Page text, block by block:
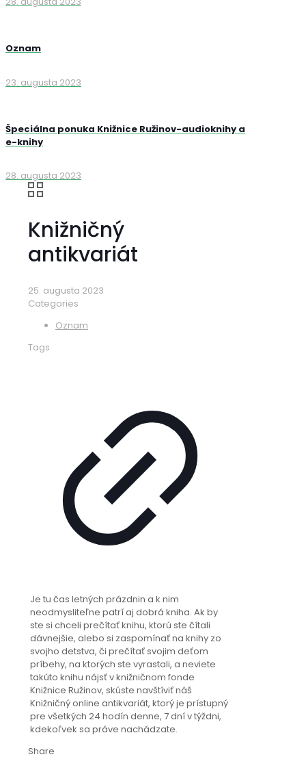
Oznam
23. augusta 2023
Špeciálna ponuka Knižnice Ružinov-audioknihy a
e-knihy
28. augusta 2023
Knižničný
antikvariát
25. augusta 2023
Categories
Oznam
Tags
Je tu čas letných prázdnin a k nim
neodmysliteľne patrí aj dobrá kniha. Ak by
ste si chceli prečítať knihu, ktorú ste čítali
dávnejšie, alebo si zaspomínať na knihy zo
svojho detstva, či prečítať svojim deťom
príbehy, na ktorých ste vyrastali, a neviete
takúto knihu nájsť v knižničnom fonde
Knižnice Ružinov, skúste navštíviť náš
Knižničný online antikvariát, ktorý je prístupný
pre všetkých 24 hodín denne, 7 dní v týždni,
kdekoľvek sa práve nachádzate.
Share